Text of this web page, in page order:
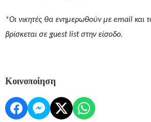
*Οι νικητές θα ενημερωθούν με email και
βρίσκεται σε guest listστην είσοδο.
Κοινοποίηση